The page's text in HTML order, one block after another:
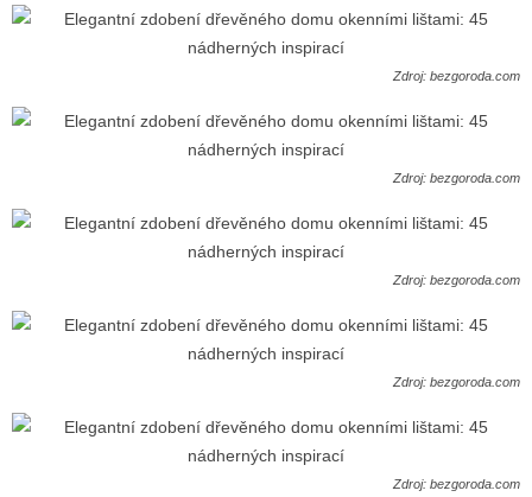
Zdroj: bezgoroda.com
Zdroj: bezgoroda.com
Zdroj: bezgoroda.com
Zdroj: bezgoroda.com
Zdroj: bezgoroda.com